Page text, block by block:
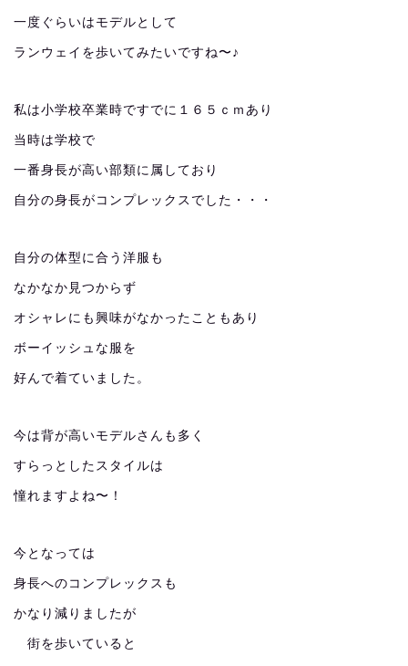
一度ぐらいはモデルとして
ランウェイを歩いてみたいですね〜♪
私は小学校卒業時ですでに１６５ｃｍあり
当時は学校で
一番身長が高い部類に属しており
自分の身長がコンプレックスでした・・・
自分の体型に合う洋服も
なかなか見つからず
オシャレにも興味がなかったこともあり
ボーイッシュな服を
好んで着ていました。
今は背が高いモデルさんも多く
すらっとしたスタイルは
憧れますよね〜！
今となっては
身長へのコンプレックスも
かなり減りましたが
街を歩いていると